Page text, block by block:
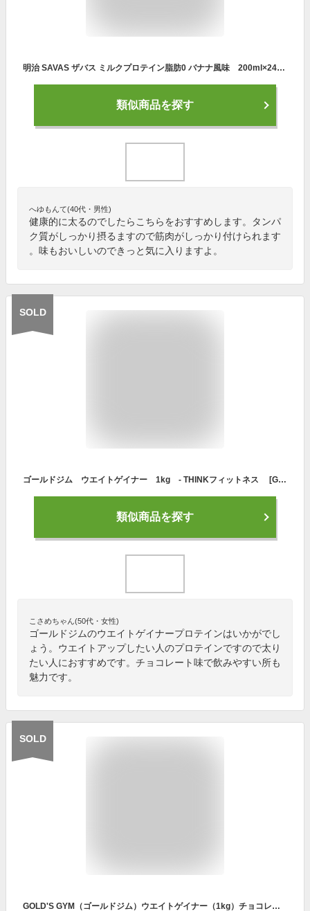
明治 SAVAS ザバス ミルクプロテイン脂肪0 バナナ風味 200ml×24本入り プロテイン ダイエット プロテイン飲料 プロテインドリンク スポーツ飲料
類似商品を探す
へゆもんて(40代・男性)
健康的に太るのでしたらこちらをおすすめします。タンパ
ク質がしっかり摂るますので筋肉がしっかり付けられます
。味もおいしいのできっと気に入りますよ。
SOLD
ゴールドジム ウエイトゲイナー 1kg - THINKフィットネス [GOLD'SGYM/ウエイトアップ]
類似商品を探す
こさめちゃん(50代・女性)
ゴールドジムのウエイトゲイナープロテインはいかがでし
ょう。ウエイトアップしたい人のプロテインですので太り
たい人におすすめです。チョコレート味で飲みやすい所も
魅力です。
SOLD
GOLD'S GYM（ゴールドジム）ウエイトゲイナー（1kg）チョコレート風味【送料無料】